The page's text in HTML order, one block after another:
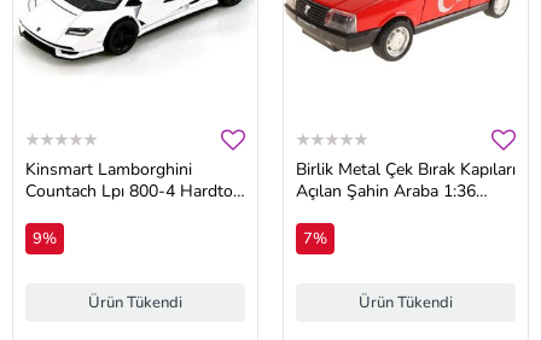
Kinsmart Lamborghini
Countach Lpı 800-4 Hardtop
Ölçek Lisanslı Ürün
9%
Ürün Tükendi
Birlik Metal Çek Bırak Kapıları
Açılan Şahin Araba 1:36
7%
Ürün Tükendi